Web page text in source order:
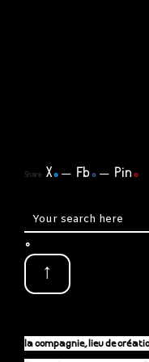
Share X. Fb. Pin.
.
↑
la compagnie, lieu de